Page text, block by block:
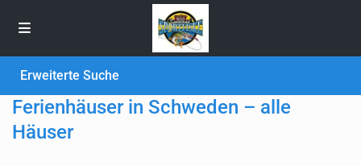
Erweiterte Suche
Ferienhäuser in Schweden – alle
Häuser